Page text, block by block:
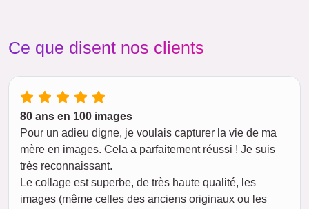
Ce que disent nos clients
80 ans en 100 images
Pour un adieu digne, je voulais capturer la vie de ma
mère en images. Cela a parfaitement réussi ! Je suis
très reconnaissant.
Le collage est superbe, de très haute qualité, les
images (même celles des anciens originaux ou les